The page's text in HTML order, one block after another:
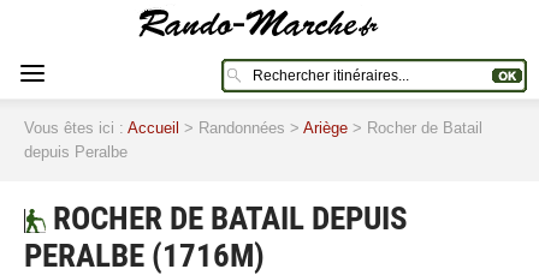
Vous êtes ici : Accueil > Randonnées > Ariège > Rocher de Batail
depuis Peralbe
ROCHER DE BATAIL DEPUIS
PERALBE (1716M)